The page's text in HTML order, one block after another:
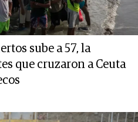
sube a 57, la
que cruzaron a Ceuta